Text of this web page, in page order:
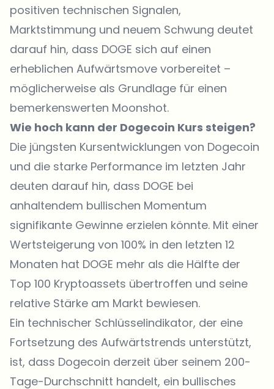
positiven technischen Signalen,
Marktstimmung und neuem Schwung deutet
darauf hin, dass DOGE sich auf einen
erheblichen Aufwärtsmove vorbereitet –
möglicherweise als Grundlage für einen
bemerkenswerten Moonshot.
Wie hoch kann der Dogecoin Kurs steigen?
Die jüngsten Kursentwicklungen von Dogecoin
und die starke Performance im letzten Jahr
deuten darauf hin, dass DOGE bei
anhaltendem bullischen Momentum
signifikante Gewinne erzielen könnte. Mit einer
Wertsteigerung von 100% in den letzten 12
Monaten hat DOGE mehr als die Hälfte der
Top 100 Kryptoassets übertroffen und seine
relative Stärke am Markt bewiesen.
Ein technischer Schlüsselindikator, der eine
Fortsetzung des Aufwärtstrends unterstützt,
ist, dass Dogecoin derzeit über seinem 200-
Tage-Durchschnitt handelt, ein bullisches